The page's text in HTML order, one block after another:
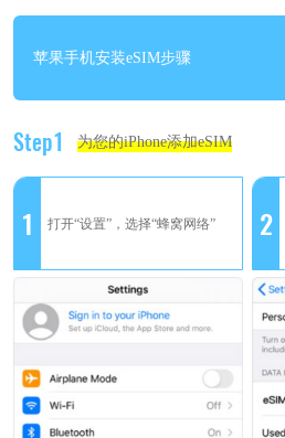
苹果手机安装eSIM步骤
Step1 为您的iPhone添加eSIM
1 打开“设置”，选择“蜂窝网络” 2